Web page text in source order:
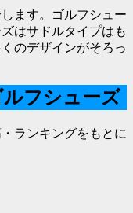
ます。ゴルフシュー
はサドルタイプはも
のデザインがそろっ
フシューズ
ランキングをもとに